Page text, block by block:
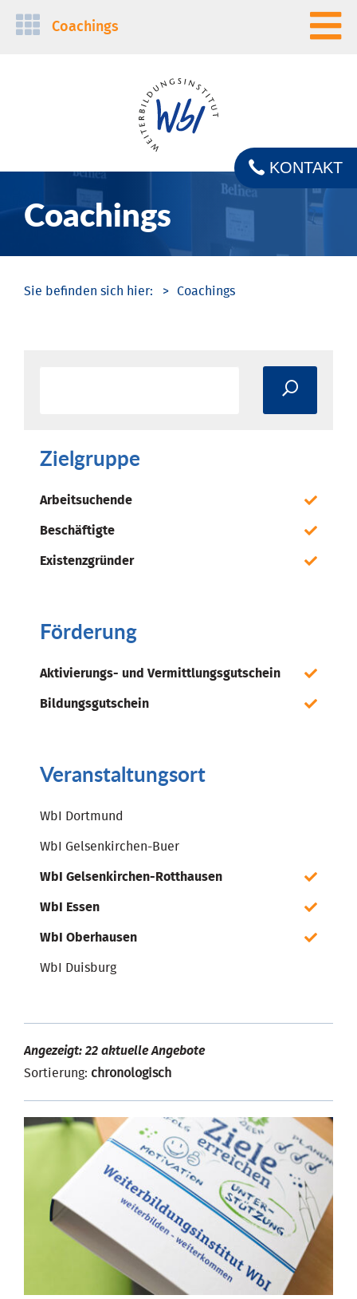
Navigation
Coachings
Coachings
KONTAKT
Coachings
Zielgruppe
Arbeitsuchende
Beschäftigte
Existenzgründer
Förderung
Aktivierungs- und Vermittlungsgutschein
Bildungsgutschein
Veranstaltungsort
WbI Dortmund
WbI Gelsenkirchen-Buer
WbI Gelsenkirchen-Rotthausen
WbI Essen
WbI Oberhausen
WbI Duisburg
Angezeigt: 22 aktuelle Angebote
Sortierung: chronologisch